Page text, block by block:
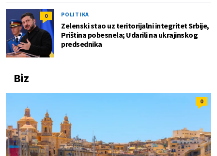
0 POLITIKA
Zelenski stao uz teritorijalni integritet Srbije,
Priština pobesnela; Udarili na ukrajinskog
predsednika
Biz
0